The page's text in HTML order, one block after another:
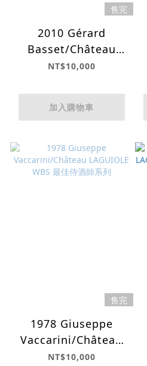
售完
2010 Gérard
Basset/Château
LAGUIOLE WBS 最佳
NT$10,000
加入購物車
售完
1978 Giuseppe
Vaccarini/Château
LAGUIOLE WBS 最佳
NT$10,000